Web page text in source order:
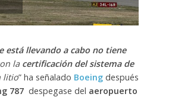
está llevando a cabo no tiene
la certificación del sistema de
litio” ha señalado Boeingdespués
787despegase del aeropuerto